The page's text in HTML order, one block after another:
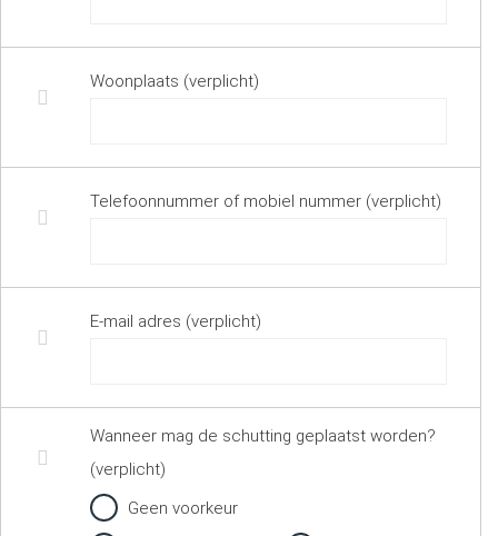
Woonplaats (verplicht)
Telefoonnummer of mobiel nummer (verplicht)
E-mail adres (verplicht)
Wanneer mag de schutting geplaatst worden?
(verplicht)
Geen voorkeur